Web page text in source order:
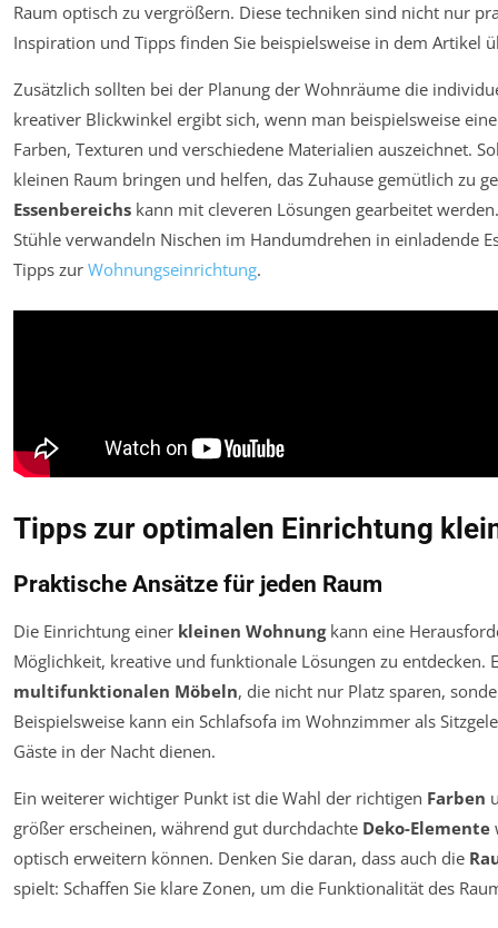
Raum optisch zu vergrößern. Diese techniken sind nicht nur
Inspiration und Tipps finden Sie beispielsweise in dem Artikel
Zusätzlich sollten bei der Planung der Wohnräume die
kreativer Blickwinkel ergibt sich, wenn man beispielsweise
Farben, Texturen und verschiedene Materialien auszeichnet.
kleinen Raum bringen und helfen, das Zuhause gemütlich zu
Essenbereichs kann mit cleveren Lösungen gearbeitet
Stühle verwandeln Nischen im Handumdrehen in einladende
Tipps zur Wohnungseinrichtung.
Tipps zur optimalen Einrichtung
Praktische Ansätze für jeden Raum
Die Einrichtung einer kleinen Wohnungkann eine
Möglichkeit, kreative und funktionale Lösungen zu entdecken.
multifunktionalen Möbeln, die nicht nur Platz sparen,
Beispielsweise kann ein Schlafsofa im Wohnzimmer als
Gäste in der Nacht dienen.
Ein weiterer wichtiger Punkt ist die Wahl der richtigen Farben
größer erscheinen, während gut durchdachte Deko-Elemente
optisch erweitern können. Denken Sie daran, dass auch die
spielt: Schaffen Sie klare Zonen, um die Funktionalität des